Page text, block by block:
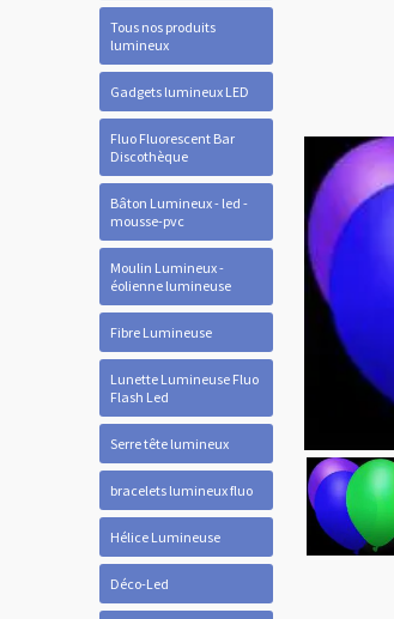
Tous nos produits
lumineux
Gadgets lumineux LED
Fluo Fluorescent Bar
Discothèque
Bâton Lumineux - led -
mousse-pvc
Moulin Lumineux -
éolienne lumineuse
Fibre Lumineuse
Lunette Lumineuse Fluo
Flash Led
Serre tête lumineux
bracelets lumineux fluo
Hélice Lumineuse
Déco-Led